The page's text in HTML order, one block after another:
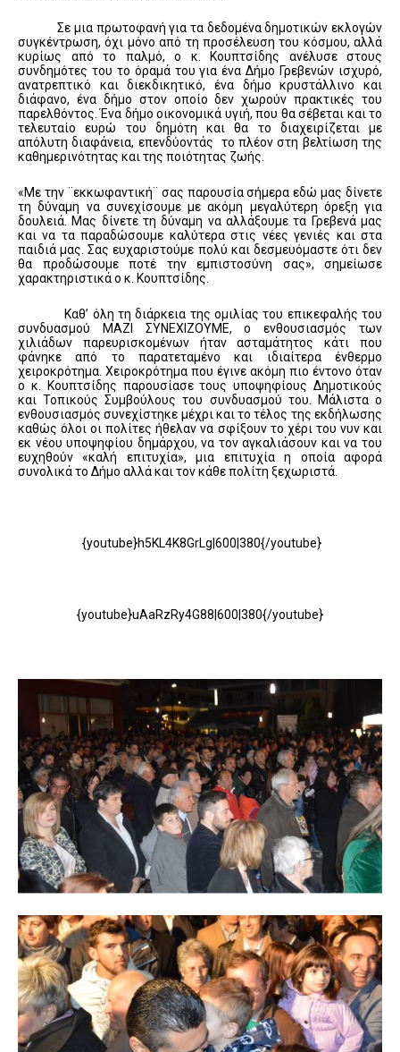
Σε μια πρωτοφανή για τα δεδομένα δημοτικών εκλογών
συγκέντρωση, όχι μόνο από τη προσέλευση του κόσμου, αλλά
κυρίως από το παλμό, ο κ. Κουπτσίδης ανέλυσε στους
συνδημότες του το όραμά του για ένα Δήμο Γρεβενών ισχυρό,
ανατρεπτικό και διεκδικητικό, ένα δήμο κρυστάλλινο και
διάφανο, ένα δήμο στον οποίο δεν χωρούν πρακτικές του
παρελθόντος. Ένα δήμο οικονομικά υγιή, που θα σέβεται και το
τελευταίο ευρώ του δημότη και θα το διαχειρίζεται με
απόλυτη διαφάνεια, επενδύοντάς το πλέον στη βελτίωση της
καθημερινότητας και της ποιότητας ζωής.
«Με την ¨εκκωφαντική¨ σας παρουσία σήμερα εδώ μας δίνετε
τη δύναμη να συνεχίσουμε με ακόμη μεγαλύτερη όρεξη για
δουλειά. Μας δίνετε τη δύναμη να αλλάξουμε τα Γρεβενά μας
και να τα παραδώσουμε καλύτερα στις νέες γενιές και στα
παιδιά μας. Σας ευχαριστούμε πολύ και δεσμευόμαστε ότι δεν
θα προδώσουμε ποτέ την εμπιστοσύνη σας», σημείωσε
χαρακτηριστικά ο κ. Κουπτσίδης.
Καθ’ όλη τη διάρκεια της ομιλίας του επικεφαλής του
συνδυασμού ΜΑΖΙ ΣΥΝΕΧΙΖΟΥΜΕ, ο ενθουσιασμός των
χιλιάδων παρευρισκομένων ήταν ασταμάτητος κάτι που
φάνηκε από το παρατεταμένο και ιδιαίτερα ένθερμο
χειροκρότημα. Χειροκρότημα που έγινε ακόμη πιο έντονο όταν
ο κ. Κουπτσίδης παρουσίασε τους υποψηφίους Δημοτικούς
και Τοπικούς Συμβούλους του συνδυασμού του. Μάλιστα ο
ενθουσιασμός συνεχίστηκε μέχρι και το τέλος της εκδήλωσης
καθώς όλοι οι πολίτες ήθελαν να σφίξουν το χέρι του νυν και
εκ νέου υποψηφίου δημάρχου, να τον αγκαλιάσουν και να του
ευχηθούν «καλή επιτυχία», μια επιτυχία η οποία αφορά
συνολικά το Δήμο αλλά και τον κάθε πολίτη ξεχωριστά.
{youtube}h5KL4K8GrLg|600|380{/youtube}
{youtube}uAaRzRy4G88|600|380{/youtube}